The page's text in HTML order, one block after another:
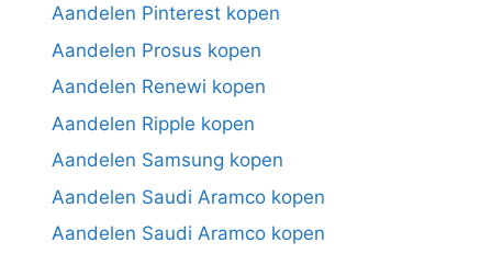
Aandelen Pinterest kopen
Aandelen Prosus kopen
Aandelen Renewi kopen
Aandelen Ripple kopen
Aandelen Samsung kopen
Aandelen Saudi Aramco kopen
Aandelen Saudi Aramco kopen